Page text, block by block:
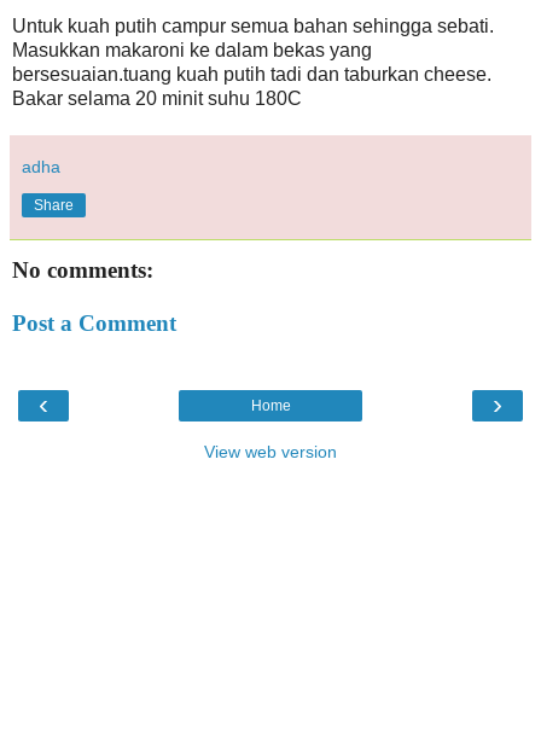
Untuk kuah putih campur semua bahan sehingga sebati.
Masukkan makaroni ke dalam bekas yang
bersesuaian.tuang kuah putih tadi dan taburkan cheese.
Bakar selama 20 minit suhu 180C
adha
Share
No comments:
Post a Comment
‹ ›
Home
View web version